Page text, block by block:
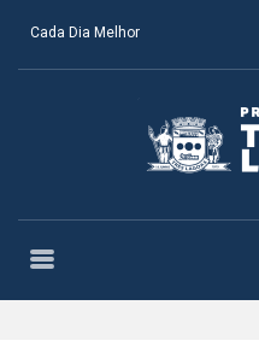
Cada Dia Melhor